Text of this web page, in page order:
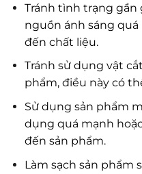
Tránh tình trạng
nguồn ánh sáng
đến chất liệu.
Tránh sử dụng vật
phẩm, điều này có
Sử dụng sản phẩm
dụng quá mạnh
đến sản phẩm.
Làm sạch sản phẩm